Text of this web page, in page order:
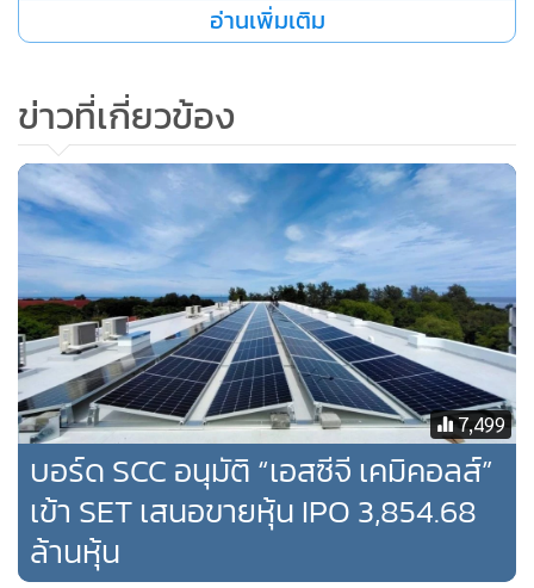
พัฒนานวัตกรรมโซลูชันรับเทรนด์การรักษ์สุขภาพและยกระดับ
การชู ESG (Environmental, Social and Governance) ในการ
ดำเนินธุรกิจ ใช้ ESG 4 Plus
“มุ่ง Net Zero - Go Green - Lean เหลื่อมล้ำ - ย้ำร่วมมือ ภายใต้
ความเป็นธรรม โปร่งใส” เป็นกรอบพัฒนาที่เป็นมาตรฐานการ
ดำเนินธุรกิจระดับโลกสอดคล้องกับเป้าหมายพัฒนาอย่างยั่งยืน
SDGs ของสหประชาชาติและ BCG Economy ของภาครัฐ ซึ่ง
บริษัทเตรียมเงินลงทุนเบื้องต้น 70,000 ล้านบาทภายในปี 2573
เพื่อปรับปรุงกระบวนการผลิตและพัฒนาธุรกิจคาร์บอนต่ำ ให้
บรรลุเป้าหมายลดการปล่อยก๊าซเรือนกระจกสุทธิเป็นศูนย์
ภายในปี 2593 (Net Zero 2050)
การใช้ดิจิทัลทรานส์ฟอร์เมชันเพื่อตอบโจทย์ความต้องการใหม่ๆ
ของลูกค้า รวมถึงช่วยสร้างมูลค่าเพิ่ม ลดต้นทุน ลดเวลา เพิ่ม
ประสิทธิภาพในการทำงาน เช่น เทคโนโลยี Digital Twin ที่ช่วย
อ่านเพิ่มเติม
ข่าวที่เกี่ยวข้อง
7,499
บอร์ด SCC อนุมัติ “เอสซีจี เคมิคอลส์”
เข้า SET เสนอขายหุ้น IPO 3,854.68
ล้านหุ้น